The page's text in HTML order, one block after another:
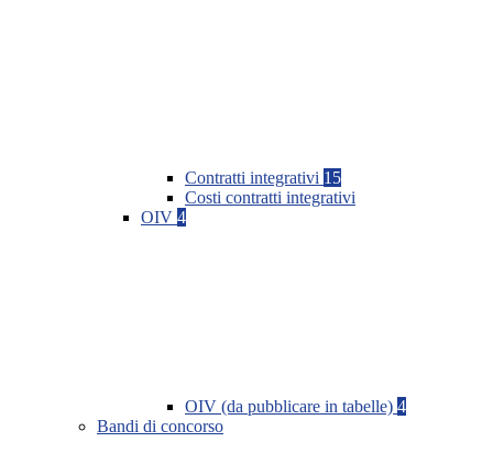
Contratti integrativi 15
Costi contratti integrativi
OIV 4
OIV (da pubblicare in tabelle) 4
Bandi di concorso